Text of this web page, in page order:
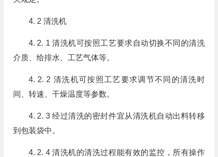
4. 2 清洗机
4. 2. 1 清洗机可按照工艺要求自动切换不同的清洗
介质、给排水、工艺气体等。
4. 2. 2 清洗机可按照工艺要求调节不同的清洗时
间、转速、干燥温度等参数。
4. 2. 3 经过清洗的密封件宜从清洗机自动出料转移
到包装袋中。
4. 2. 4 清洗机的清洗过程能有效的监控，所有操作